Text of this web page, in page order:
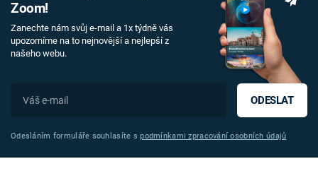
Zoom!
Zanechte nám svůj e-mail a 1x týdně vás
upozorníme na to nejnovější a nejlepší z
našeho webu.
ODESLAT
Odesláním formuláře souhlasíte spodmínkami zpracování osobních údajů